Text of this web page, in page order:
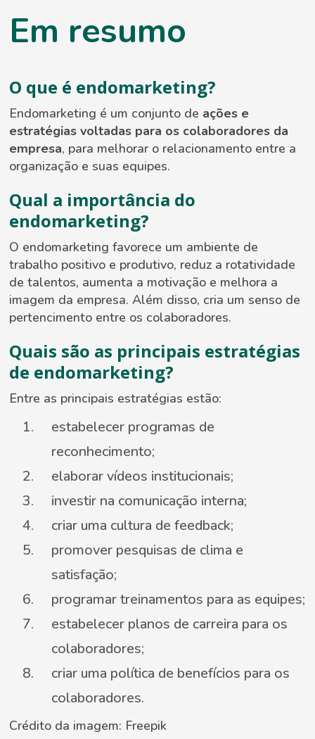
Em resumo
O que é endomarketing?
Endomarketing é um conjunto de ações e
estratégias voltadas para os colaboradores da
empresa, para melhorar o relacionamento entre a
organização e suas equipes.
Qual a importância do
endomarketing?
O endomarketing favorece um ambiente de
trabalho positivo e produtivo, reduz a rotatividade
de talentos, aumenta a motivação e melhora a
imagem da empresa. Além disso, cria um senso de
pertencimento entre os colaboradores.
Quais são as principais estratégias
de endomarketing?
Entre as principais estratégias estão:
estabelecer programas de
reconhecimento;
elaborar vídeos institucionais;
investir na comunicação interna;
criar uma cultura de feedback;
promover pesquisas de clima e
satisfação;
programar treinamentos para as equipes;
estabelecer planos de carreira para os
colaboradores;
criar uma política de benefícios para os
colaboradores.
Crédito da imagem: Freepik